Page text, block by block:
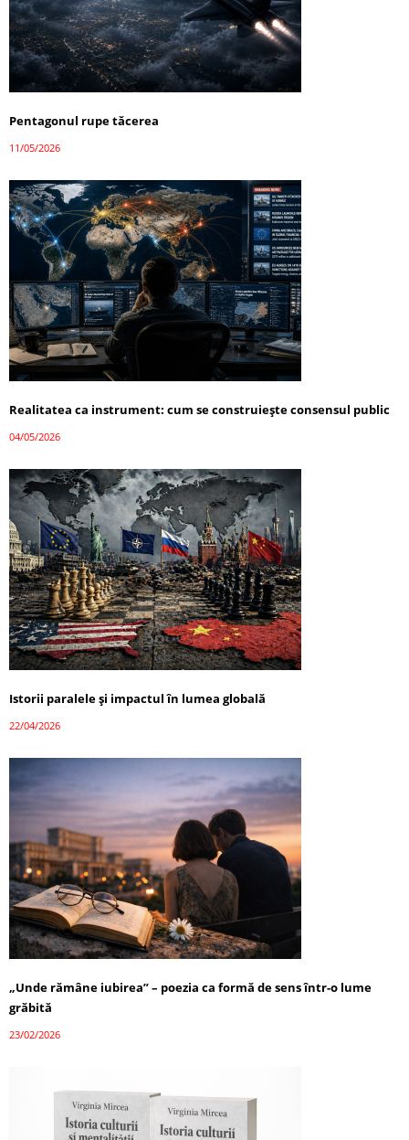
Pentagonul rupe tăcerea
11/05/2026
Realitatea ca instrument: cum se construiește consensul public
04/05/2026
Istorii paralele și impactul în lumea globală
22/04/2026
„Unde rămâne iubirea” – poezia ca formă de sens într-o lume
grăbită
23/02/2026